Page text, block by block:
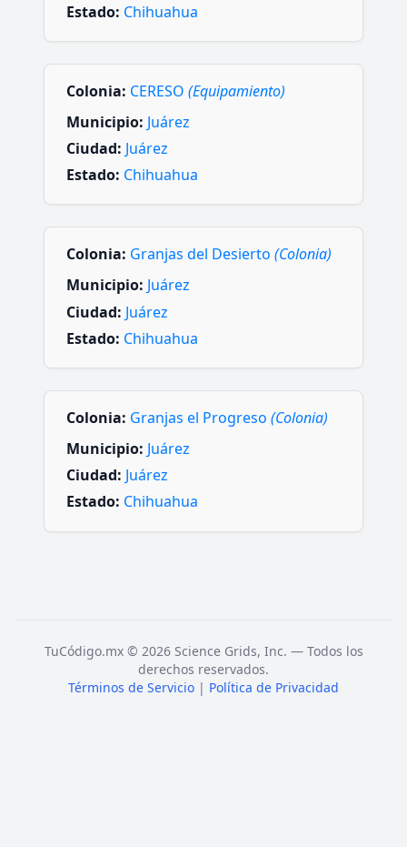
Estado: Chihuahua
Colonia: CERESO (Equipamiento)
Municipio: Juárez
Ciudad: Juárez
Estado: Chihuahua
Colonia: Granjas del Desierto (Colonia)
Municipio: Juárez
Ciudad: Juárez
Estado: Chihuahua
Colonia: Granjas el Progreso (Colonia)
Municipio: Juárez
Ciudad: Juárez
Estado: Chihuahua
TuCódigo.mx © 2026 Science Grids, Inc. — Todos los
derechos reservados.
Términos de Servicio | Política de Privacidad